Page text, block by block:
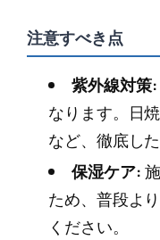
注意すべき点
紫外線対策:
なります。日
など、徹底し
保湿ケア:
ため、普段よ
ください。